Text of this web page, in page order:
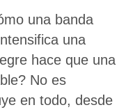
una banda
una
hace que una
No es
en todo, desde